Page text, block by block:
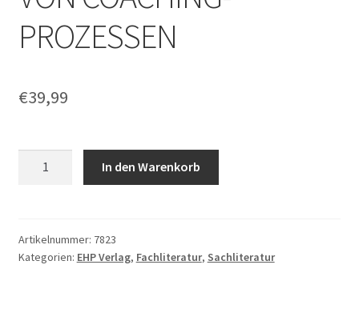
PROZESSEN
€39,99
Michael
Kramer:
In den Warenkorb
Artikelnummer: 7823
Kategorien: EHP Verlag, Fachliteratur, Sachliteratur